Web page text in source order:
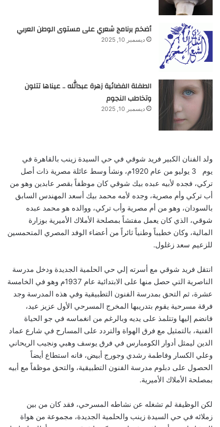
أضخم برنامج شعري على مستوى الوطن العربي
ديسمبر 10, 2025
الطفلة الفضائية زهرة عبدالله .. عيناها تتلون
وتخاطب النجوم
ديسمبر 10, 2025
ولد الفنان الكبير فريد شوقي في حي السيدة زينب بالقاهرة في
يوم 3 يوليو من عام 1920م، ونشأ وسط عائلة مصرية ذات أصل
تركي، فجده لأبيه عبده بيك شوقي كان موظفاً بقصر عابدين وهو من
أب تركي وأم مصرية، وجده لأمه محمد بيك أسعد المهندس السابق
بالسودان، وهو من أم مصرية وأب تركي، ووالده هو محمد عبده
شوقي، الذي كان يعمل مفتشاً بمصلحة الأملاك الأميرية بوزارة
المالية، وكان خطيباً وطنياً ثائراً من أعضاء الوفد المصري المتحمسين
للزعيم سعد زغلول.
انتقل فريد شوقي مع أسرته إلي حي الحلمية الجديدة ودخل مدرسة
الناصرية التي حصل منها على الابتدائية عام 1937م وهو في الخامسة
عشرة، ثم التحق بمدرسة الفنون التطبيقية وفي هذه المدرسة وجد
فرقة مسرحية يقوم بتدريبها المخرج المسرحي الأول عزيز عيد،
فانضم إليها وتتلمذ على يديه وبالرغم من انغماسه في جو الحياة
الفنية، بالتمثيل مع فرق الهواة والتردد على المسارح في شارع عماد
الدين ليمثل أدوار الكومبارس في فرق يوسف وهبي ونجيب الريحاني
وعلي الكسار وفاطمة رشدي وجورج أبيض، فانه استطاع أيضاً
الحصول على دبلوم مدرسة الفنون التطبيقية، والتحق موظفاً مع أبيه
بمصلحة الأملاك الأميرية.
لكن الوظيفة لم تشغله عن نشاطه المسرحي، فقد كان من بين
زملائه في حي السيدة زينب والحلمية الجديدة، مجموعة من هواة